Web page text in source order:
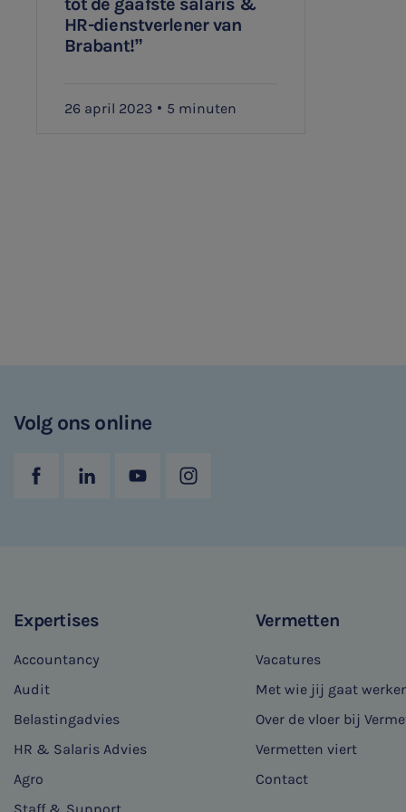
Audit
HR-dienstverlener van
Brabant!”
26 april 2023 5 minuten
Volg ons online
Expertises
Accountancy
Audit
Belastingadvies
HR & Salaris Advies
Agro
Vermetten
Vacatures
Met wie jij gaat
Over de vloer bij
Vermetten viert
Contact